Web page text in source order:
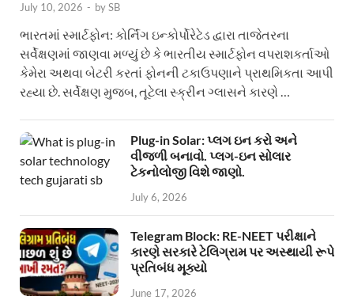
July 10, 2026 - bySB
ભારતમાં સ્માર્ટફોન: કોર્નિંગ ઇન્કોર્પોરેટેડ દ્વારા તાજેતરના
સર્વેક્ષણમાં જાણવા મળ્યું છે કે ભારતીય સ્માર્ટફોન વપરાશકર્તાઓ
કેમેરા અથવા બેટરી કરતાં ફોનની ટકાઉપણાને પ્રાથમિકતા આપી
રહ્યા છે. સર્વેક્ષણ મુજબ, તૂટેલા સ્ક્રીન ગ્લાસને કારણે …
Plug-in Solar: પ્લગ ઇન કરો અને
વીજળી બનાવો. પ્લગ-ઇન સોલાર
ટેકનોલોજી વિશે જાણો.
July 6, 2026
Telegram Block: RE-NEET પરીક્ષાને
કારણે સરકારે ટેલિગ્રામ પર અસ્થાયી રૂપે
પ્રતિબંધ મૂક્યો
June 17, 2026